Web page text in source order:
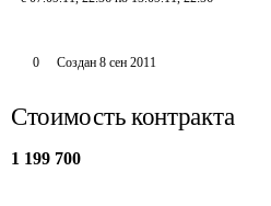
0 Создан 8 сен 2011
Стоимость контракта
1 199 700